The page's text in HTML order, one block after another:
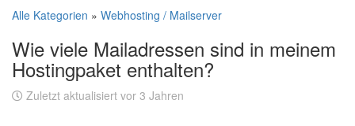
Alle Kategorien » Webhosting / Mailserver
Wie viele Mailadressen sind in meinem
Hostingpaket enthalten?
Zuletzt aktualisiert vor 3 Jahren